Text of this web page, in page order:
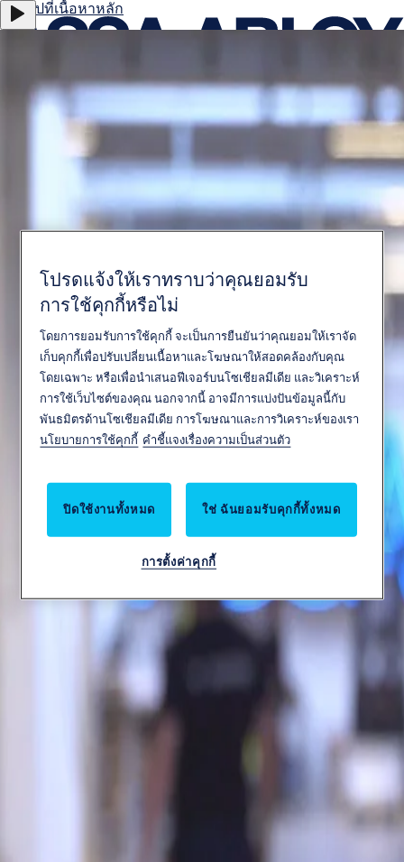
ข้ามไปที่เนื้อหาหลัก
เกี่ยวกับเรา
ตำแหน่งงาน
ASSA ABLOY Group
โซลูชั่นต่างๆ
ติดต่อเรา
เรื่องราวของเรา
อาชีพ
ความยั่งยืนเป็นหัวใจของ
แหล่งผลิตในสวีเดน
โครงการประสิทธิภาพด้านพลังงานที่ครอบคลุม ซึ่งรวมถึง
โปรดแจ้งให้เราทราบว่าคุณยอมรับ
การใช้คุกกี้หรือไม่
โดยการยอมรับการใช้คุกกี้ จะเป็นการยืนยันว่าคุณยอมให้เราจัด
เก็บคุกกี้เพื่อปรับเปลี่ยนเนื้อหาและโฆษณาให้สอดคล้องกับคุณ
โดยเฉพาะ หรือเพื่อนำเสนอฟีเจอร์บนโซเชียลมีเดีย และวิเคราะห์
การใช้เว็บไซต์ของคุณ นอกจากนี้ อาจมีการแบ่งปันข้อมูลนี้กับ
พันธมิตรด้านโซเชียลมีเดีย การโฆษณาและการวิเคราะห์ของเรา
นโยบายการใช้คุกกี้ คำชี้แจงเรื่องความเป็นส่วนตัว
ปิดใช้งานทั้งหมด ใช่ ฉันยอมรับคุกกี้ทั้งหมด
การตั้งค่าคุกกี้